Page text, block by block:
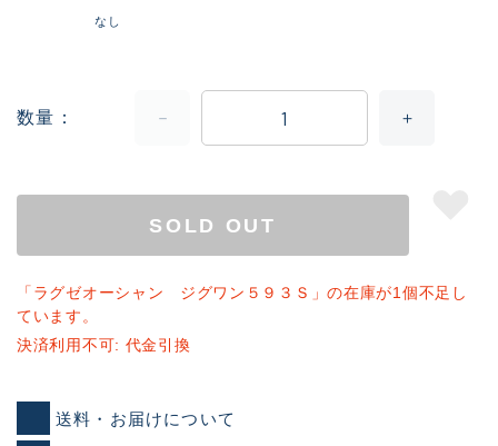
なし
数量
SOLD OUT
「ラグゼオーシャン ジグワン５９３Ｓ」の在庫が1個不足し
ています。
決済利用不可: 代金引換
送料・お届けについて